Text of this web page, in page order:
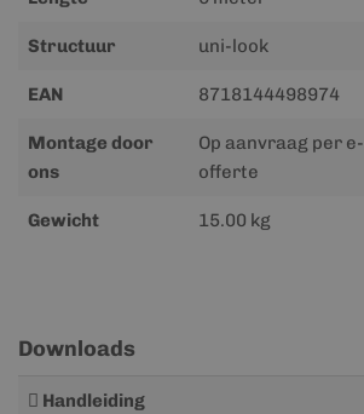
Structuur uni-look
EAN 8718144498974
Montage door
ons
Op aanvraag per
offerte
Gewicht 15.00 kg
Downloads
Meer
Handleiding